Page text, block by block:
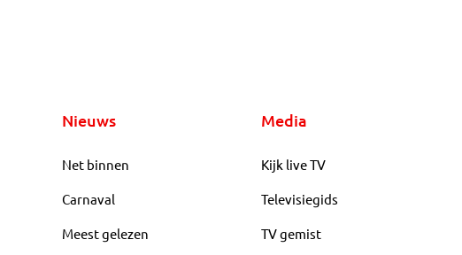
Nieuws
Net binnen
Carnaval
Meest gelezen
Media
Kijk live TV
Televisiegids
TV gemist